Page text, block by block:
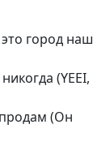
город наш
(YEEI,
(Он